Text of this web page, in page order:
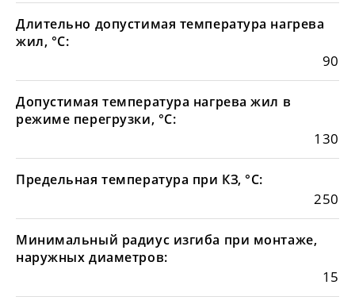
Длительно допустимая температура нагрева
жил, °С:
90
Допустимая температура нагрева жил в
режиме перегрузки, °С:
130
Предельная температура при КЗ, °С:
250
Минимальный радиус изгиба при монтаже,
наружных диаметров:
15